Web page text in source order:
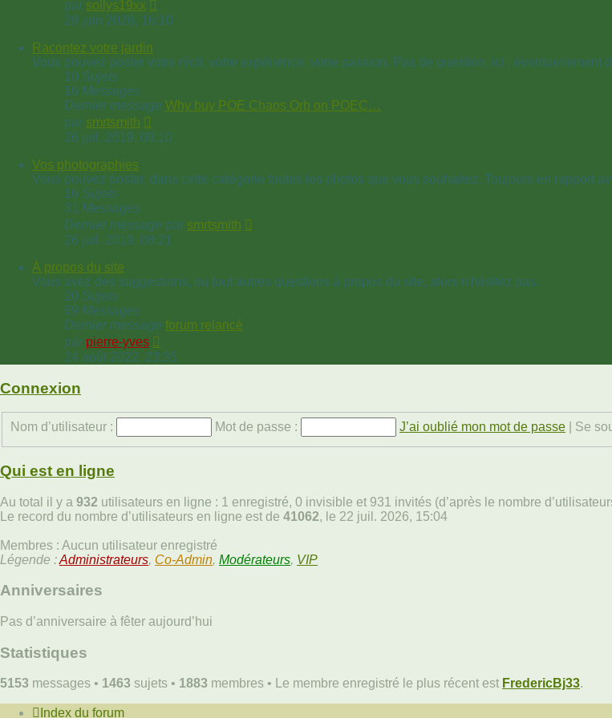
par sollys19xx
le
29 juin 2026, 16:10
Racontez votre jardin
Vous pouvez poster votre récit, votre expérience, votre passion. Pas de question, ici ; éventuellement
10 Sujets
16 Messages
Dernier message Why buy POE Chaos Orb on POEC…
par smrtsmith
le
26 juil. 2019, 09:10
Vos photographies
Vous pouvez poster, dans cette catégorie toutes les photos que vous souhaitez. Toujours en rapport
16 Sujets
31 Messages
Dernier message par smrtsmith
26 juil. 2019, 08:21
À propos du site
Vous avez des suggestions, ou tout autres questions à propos du site, alors n'hésitez pas.
20 Sujets
69 Messages
Dernier message forum relancé
par pierre-yves
le
dernier
24 août 2022, 23:35
Connexion
Nom d’utilisateur : Mot de passe : J’ai oublié mon mot de passe Se
Qui est en ligne
Au total il y a 932 utilisateurs en ligne : 1 enregistré, 0 invisible et 931 invités (d’après le nombre
Le record du nombre d’utilisateurs en ligne est de 41062, le 22 juil. 2026, 15:04
Membres : Aucun utilisateur enregistré
Légende :Administrateurs, Co-Admin, Modérateurs, VIP
Anniversaires
Pas d’anniversaire à fêter aujourd’hui
Statistiques
5153 messages • 1463 sujets • 1883 membres • Le membre enregistré le plus récent est FredericBj33.
Index du forum